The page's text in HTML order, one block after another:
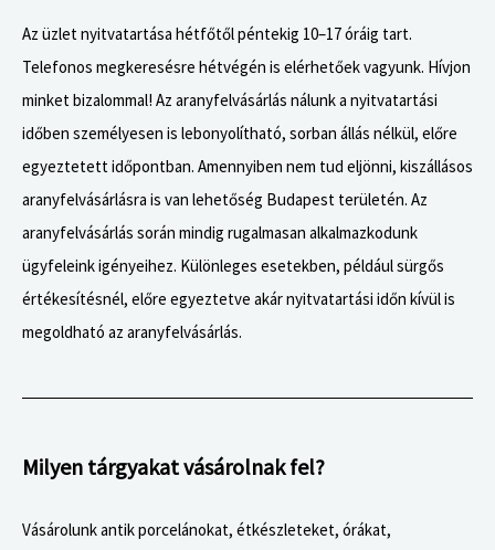
Az üzlet nyitvatartása hétfőtől péntekig 10–17 óráig tart.
Telefonos megkeresésre hétvégén is elérhetőek vagyunk. Hívjon
minket bizalommal! Az aranyfelvásárlás nálunk a nyitvatartási
időben személyesen is lebonyolítható, sorban állás nélkül, előre
egyeztetett időpontban. Amennyiben nem tud eljönni, kiszállásos
aranyfelvásárlásra is van lehetőség Budapest területén. Az
aranyfelvásárlás során mindig rugalmasan alkalmazkodunk
ügyfeleink igényeihez. Különleges esetekben, például sürgős
értékesítésnél, előre egyeztetve akár nyitvatartási időn kívül is
megoldható az aranyfelvásárlás.
Milyen tárgyakat vásárolnak fel?
Vásárolunk antik porcelánokat, étkészleteket, órákat,